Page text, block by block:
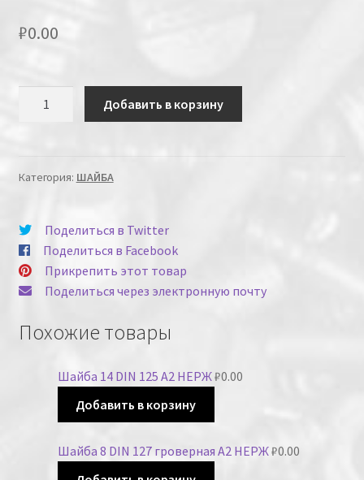
₽0.00
Добавить в корзину
Категория: ШАЙБА
Поделиться в Twitter
Поделиться в Facebook
Прикрепить этот товар
Поделиться через электронную почту
Похожие товары
Шайба 14 DIN 125 А2 НЕРЖ₽0.00
Добавить в корзину
Шайба 8 DIN 127 гроверная А2 НЕРЖ₽0.00